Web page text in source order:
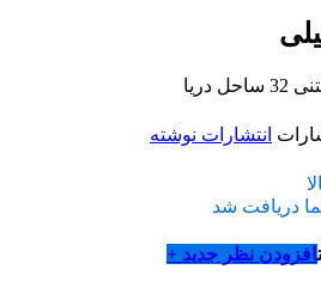
انتشارات نوشته
دریافت شد
افزودن نظر جدید +